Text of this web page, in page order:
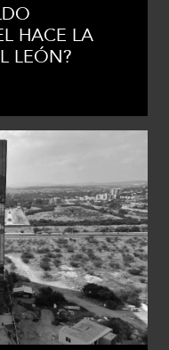
HACE LA
LEÓN?